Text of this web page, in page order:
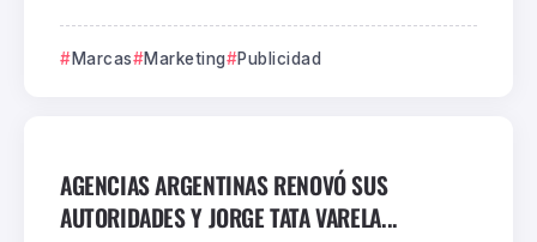
Marcas Marketing Publicidad
AGENCIAS ARGENTINAS RENOVÓ SUS
AUTORIDADES Y JORGE TATA VARELA...